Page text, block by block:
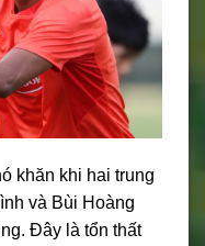
khăn khi hai trung
và Bùi Hoàng
Đây là tổn thất